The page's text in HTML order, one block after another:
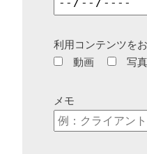
利用コンテンツを
動画
写真
メモ